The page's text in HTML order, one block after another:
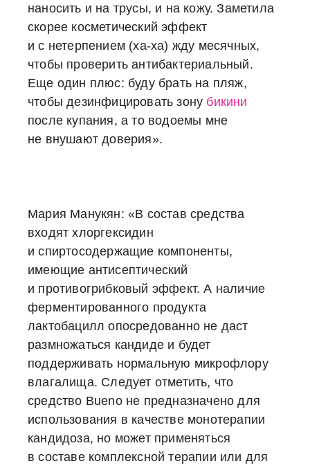
наносить и на трусы, и на кожу. Заметила
скорее косметический эффект
и с нетерпением (ха-ха) жду месячных,
чтобы проверить антибактериальный.
Еще один плюс: буду брать на пляж,
чтобы дезинфицировать зону бикини
после купания, а то водоемы мне
не внушают доверия».
Мария Манукян: «В состав средства
входят хлоргексидин
и спиртосодержащие компоненты,
имеющие антисептический
и противогрибковый эффект. А наличие
ферментированного продукта
лактобацилл опосредованно не даст
размножаться кандиде и будет
поддерживать нормальную микрофлору
влагалища. Следует отметить, что
средство Bueno не предназначено для
использования в качестве монотерапии
кандидоза, но может применяться
в составе комплексной терапии или для